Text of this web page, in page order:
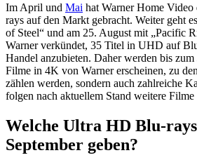
Im April und Mai hat Warner Home
rays auf den Markt gebracht. Weiter geht
of Steel“ und am 25. August mit „Pacific
Warner verkündet, 35 Titel in UHD auf
Handel anzubieten. Daher werden bis zum
Filme in 4K von Warner erscheinen, zu
zählen werden, sondern auch zahlreiche
folgen nach aktuellem Stand weitere
Welche Ultra HD Blu-
September geben?